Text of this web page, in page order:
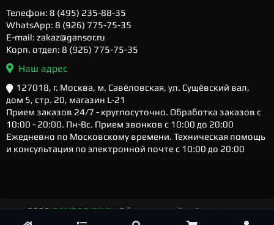
Телефон: 8 (495) 235-88-35
WhatsApp: 8 (926) 775-75-35
E-mail: zakaz@gansor.ru
Корп. отдел: 8 (926) 775-75-35
Наш адрес
127018, г. Москва, м. Савёловская, ул. Сущёвский вал,
дом 5, стр. 20, магазин L-21
Прием заказов 24/7 - круглосуточно. Обработка заказов с
10:00 - 20:00. Пн-Вс. Прием звонков с 10:00 до 20:00
Ежедневно по Московскому времени. Техническая помощь
и консультация по электронной почте с 10:00 до 20:00
2026GANSOR.RU ™- Официальный сайт магазина
компьютерной техники и электроники. Компьютеры